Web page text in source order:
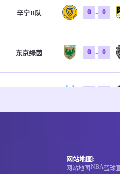
辛宁B队 0 - 0
东京绿茵 0 - 0
0 0
网站地图:
网站地图NBA篮球